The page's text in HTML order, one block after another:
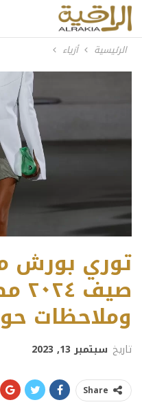
الرئيسية أزياء
توري بورش
وملاحظات
تاريخ سبتمبر 13, 2023
Share